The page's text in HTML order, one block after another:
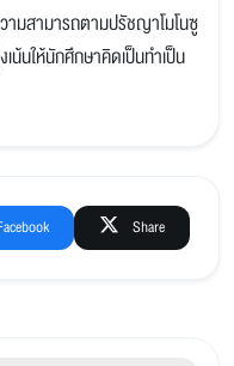
มสามารถตามปรัชญาโมโนซู
น้นให้นักศึกษาคิดเป็นทำเป็น
Share